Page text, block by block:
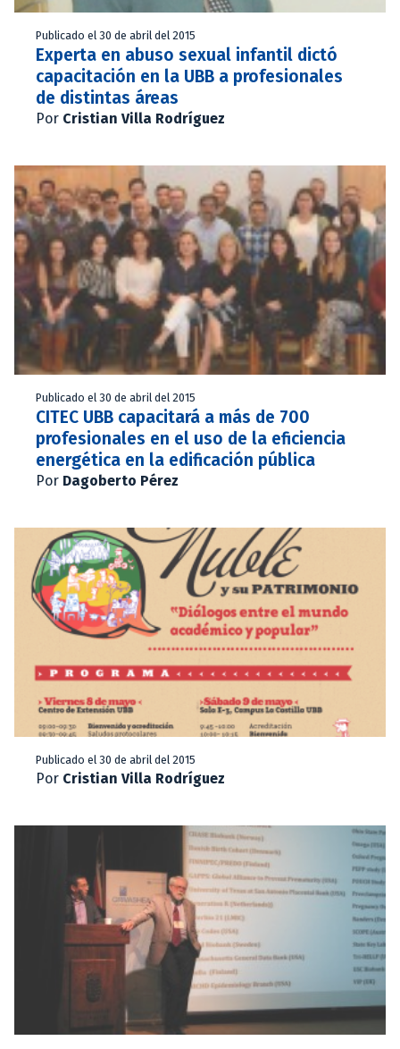
Publicado el 30 de abril del 2015
Experta en abuso sexual infantil dictó
capacitación en la UBB a profesionales
de distintas áreas
Por Cristian Villa Rodríguez
Publicado el 30 de abril del 2015
CITEC UBB capacitará a más de 700
profesionales en el uso de la eficiencia
energética en la edificación pública
Por Dagoberto Pérez
Publicado el 30 de abril del 2015
Por Cristian Villa Rodríguez